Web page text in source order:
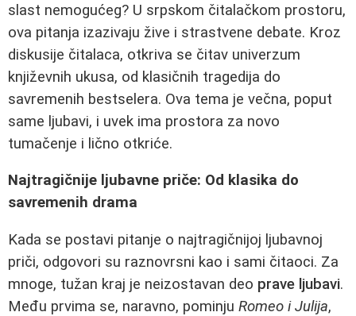
slast nemogućeg? U srpskom čitalačkom prostoru,
ova pitanja izazivaju žive i strastvene debate. Kroz
diskusije čitalaca, otkriva se čitav univerzum
književnih ukusa, od klasičnih tragedija do
savremenih bestselera. Ova tema je večna, poput
same ljubavi, i uvek ima prostora za novo
tumačenje i lično otkriće.
Najtragičnije ljubavne priče: Od klasika do
savremenih drama
Kada se postavi pitanje o najtragičnijoj ljubavnoj
priči, odgovori su raznovrsni kao i sami čitaoci. Za
mnoge, tužan kraj je neizostavan deo prave ljubavi.
Među prvima se, naravno, pominju Romeo i Julija,